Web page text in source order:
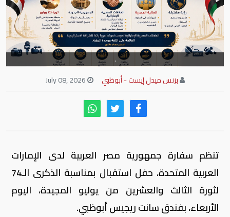
.
بزنس ميدل إيست - أبوظبي
تنظم سفارة جمهورية مصر العربية لدى الإمارات
العربية المتحدة، حفل استقبال بمناسبة الذكرى الـ74
لثورة الثالث والعشرين من يوليو المجيدة، اليوم
الأربعاء، بفندق سانت ريجيس أبوظبي.